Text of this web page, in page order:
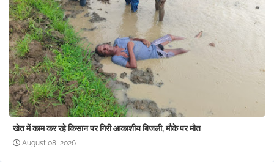
खेत में काम कर रहे किसान पर गिरी आकाशीय बिजली, मौके पर मौत
August 08, 2026